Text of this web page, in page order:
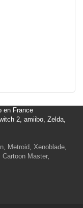
en France
2, amiibo, Zelda,
, Metroid, Xenoblade,
Cartoon Master,